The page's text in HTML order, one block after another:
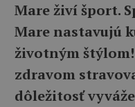
Mare živí šport.
Mare nastavujú
životným
zdravom
dôležitosť